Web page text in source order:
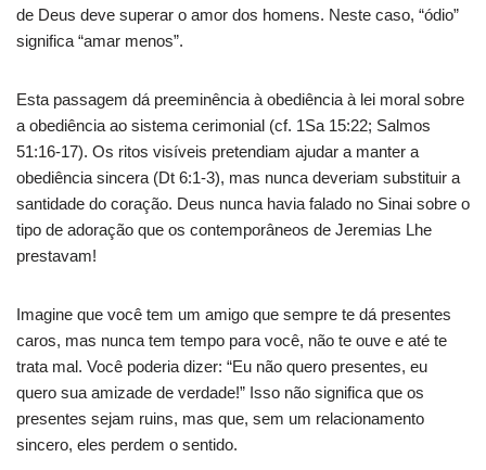
de Deus deve superar o amor dos homens. Neste caso, “ódio”
significa “amar menos”.
Esta passagem dá preeminência à obediência à lei moral sobre
a obediência ao sistema cerimonial (cf. 1Sa 15:22; Salmos
51:16-17). Os ritos visíveis pretendiam ajudar a manter a
obediência sincera (Dt 6:1-3), mas nunca deveriam substituir a
santidade do coração. Deus nunca havia falado no Sinai sobre o
tipo de adoração que os contemporâneos de Jeremias Lhe
prestavam!
Imagine que você tem um amigo que sempre te dá presentes
caros, mas nunca tem tempo para você, não te ouve e até te
trata mal. Você poderia dizer: “Eu não quero presentes, eu
quero sua amizade de verdade!” Isso não significa que os
presentes sejam ruins, mas que, sem um relacionamento
sincero, eles perdem o sentido.